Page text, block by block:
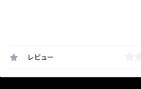
レビュー